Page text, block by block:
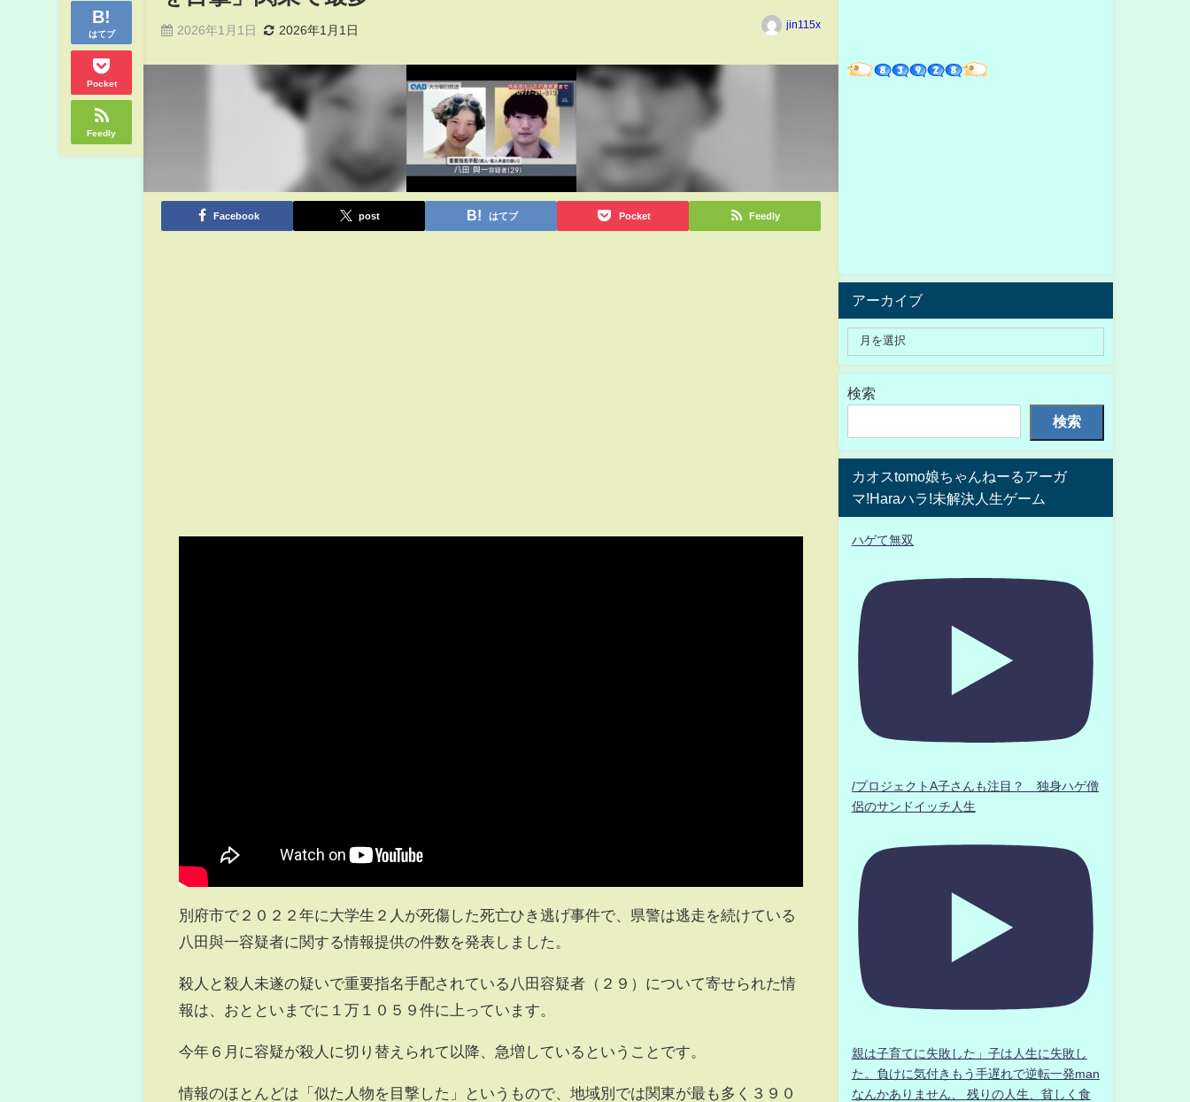
はてブ
Pocket
Feedly
2026年1月1日 2026年1月1日 jin115x
Facebook post はてブ Pocket Feedly
別府市で２０２２年に大学生２人が死傷した死亡ひき逃げ事件で、県警は逃走を続けている
八田與一容疑者に関する情報提供の件数を発表しました。
殺人と殺人未遂の疑いで重要指名手配されている八田容疑者（２９）について寄せられた情
報は、おとといまでに１万１０５９件に上っています。
今年６月に容疑が殺人に切り替えられて以降、急増しているということです。
情報のほとんどは「似た人物を目撃した」というもので、地域別では関東が最も多く３９０
アーカイブ
検索
検索
カオスtomo娘ちゃんねーるアーガ
マ!Haraハラ!未解決人生ゲーム
ハゲて無双
/プロジェクトA子さんも注目？ 独身ハゲ僧
侶のサンドイッチ人生
親は子育てに失敗した」子は人生に失敗し
た。負けに気付きもう手遅れで逆転一発man
なんかありません、 残りの人生、貧しく食